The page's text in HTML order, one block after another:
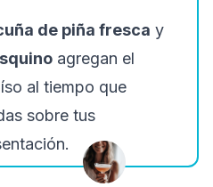
de piña fresca y
agregan el
al tiempo que
sobre tus